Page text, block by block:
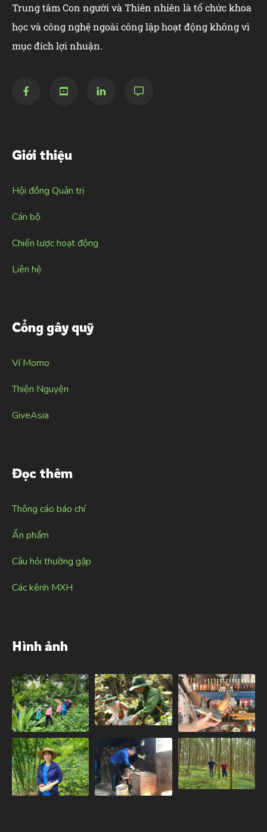
Trung tâm Con người và Thiên nhiên là tổ chức khoa
học và công nghệ ngoài công lập hoạt động không vì
mục đích lợi nhuận.
Giới thiệu
Hội đồng Quản trị
Cán bộ
Chiến lược hoạt động
Liên hệ
Cổng gây quỹ
Ví Momo
Thiện Nguyện
GiveAsia
Đọc thêm
Thông cáo báo chí
Ấn phẩm
Câu hỏi thường gặp
Các kênh MXH
Hình ảnh